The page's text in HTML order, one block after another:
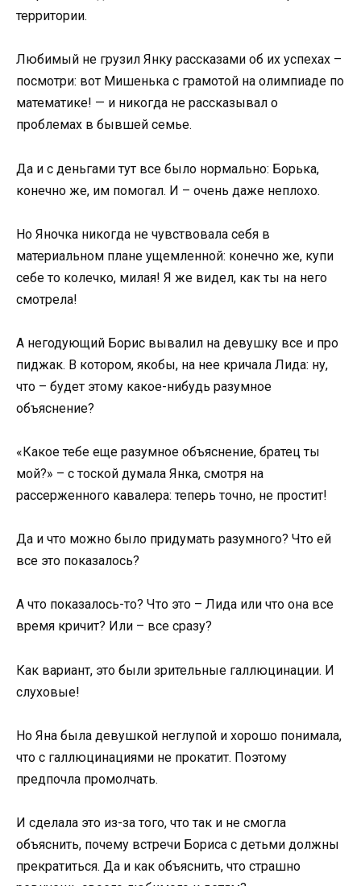
территории.
Любимый не грузил Янку рассказами об их успехах –
посмотри: вот Мишенька с грамотой на олимпиаде по
математике! — и никогда не рассказывал о
проблемах в бывшей семье.
Да и с деньгами тут все было нормально: Борька,
конечно же, им помогал. И – очень даже неплохо.
Но Яночка никогда не чувствовала себя в
материальном плане ущемленной: конечно же, купи
себе то колечко, милая! Я же видел, как ты на него
смотрела!
А негодующий Борис вывалил на девушку все и про
пиджак. В котором, якобы, на нее кричала Лида: ну,
что – будет этому какое-нибудь разумное
объяснение?
«Какое тебе еще разумное объяснение, братец ты
мой?» – с тоской думала Янка, смотря на
рассерженного кавалера: теперь точно, не простит!
Да и что можно было придумать разумного? Что ей
все это показалось?
А что показалось-то? Что это – Лида или что она все
время кричит? Или – все сразу?
Как вариант, это были зрительные галлюцинации. И
слуховые!
Но Яна была девушкой неглупой и хорошо понимала,
что с галлюцинациями не прокатит. Поэтому
предпочла промолчать.
И сделала это из-за того, что так и не смогла
объяснить, почему встречи Бориса с детьми должны
прекратиться. Да и как объяснить, что страшно